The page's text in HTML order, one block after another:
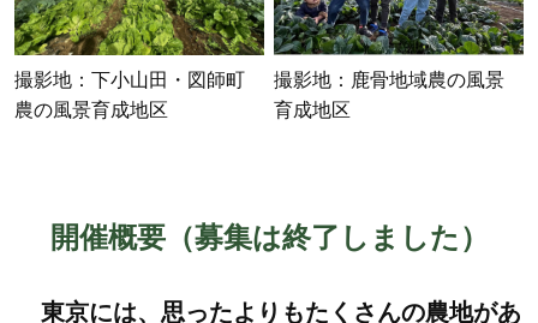
撮影地：下小山田・図師町
農の風景育成地区
撮影地：鹿骨地域農の風景
育成地区
開催概要（募集は終了しました）
東京には、思ったよりもたくさんの農地があ